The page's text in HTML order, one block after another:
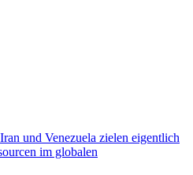
und Venezuela zielen eigentlich
im globalen